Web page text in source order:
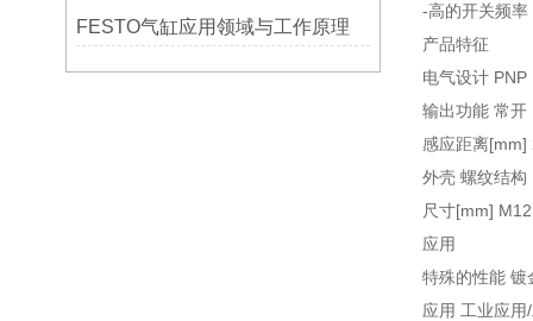
FESTO气缸应用领域与工作原理
-高的开关频率
产品特征
电气设计 PNP
输出功能 常开
感应距离[mm]
外壳 螺纹结构
尺寸[mm]
应用
特殊的性能 镀
应用 工业应用